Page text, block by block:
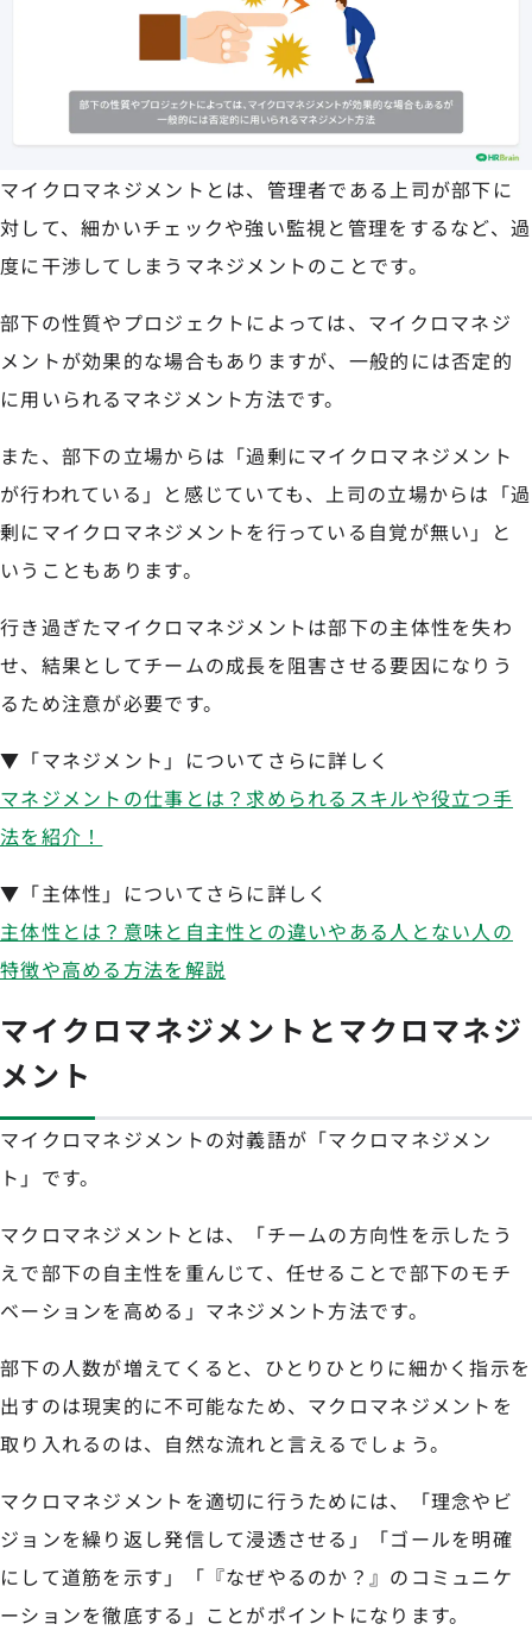
マイクロマネジメントとは、管理者である上司が部下に
対して、細かいチェックや強い監視と管理をするなど、過
度に干渉してしまうマネジメントのことです。
部下の性質やプロジェクトによっては、マイクロマネジ
メントが効果的な場合もありますが、一般的には否定的
に用いられるマネジメント方法です。
また、部下の立場からは「過剰にマイクロマネジメント
が行われている」と感じていても、上司の立場からは「過
剰にマイクロマネジメントを行っている自覚が無い」と
いうこともあります。
行き過ぎたマイクロマネジメントは部下の主体性を失わ
せ、結果としてチームの成長を阻害させる要因になりう
るため注意が必要です。
▼「マネジメント」についてさらに詳しく
マネジメントの仕事とは？求められるスキルや役立つ手
法を紹介！
▼「主体性」についてさらに詳しく
主体性とは？意味と自主性との違いやある人とない人の
特徴や高める方法を解説
マイクロマネジメントとマクロマネジ
メント
マイクロマネジメントの対義語が「マクロマネジメン
ト」です。
マクロマネジメントとは、「チームの方向性を示したう
えで部下の自主性を重んじて、任せることで部下のモチ
ベーションを高める」マネジメント方法です。
部下の人数が増えてくると、ひとりひとりに細かく指示を
出すのは現実的に不可能なため、マクロマネジメントを
取り入れるのは、自然な流れと言えるでしょう。
マクロマネジメントを適切に行うためには、「理念やビ
ジョンを繰り返し発信して浸透させる」「ゴールを明確
にして道筋を示す」「『なぜやるのか？』のコミュニケ
ーションを徹底する」ことがポイントになります。